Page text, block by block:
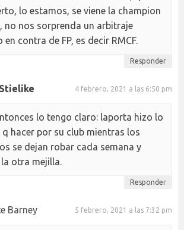
lo estamos, se viene la champion
no nos sorprenda un arbitraje
en contra de FP, es decir RMCF.
Responder
4 febrero, 2021 a las 6:50 pm
lo tengo claro: laporta hizo lo
hacer por su club mientras los
se dejan robar cada semana y
otra mejilla.
Responder
Barney 5 febrero, 2021 a las 7:32 pm